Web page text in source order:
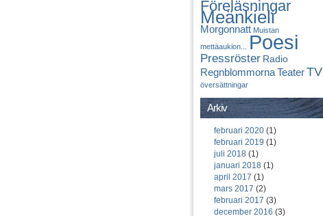
Föreläsningar
Meänkieli
Morgonnatt Muistan
mettäaukion...
Poesi
Pressröster Radio
RegnblommornaTeaterTV
översättningar
Arkiv
februari 2020 (1)
februari 2019 (1)
juli 2018 (1)
januari 2018 (1)
april 2017 (1)
mars 2017 (2)
februari 2017 (3)
december 2016 (3)